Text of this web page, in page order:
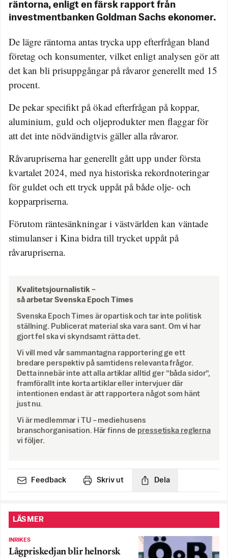
räntorna, enligt en färsk rapport från
investmentbanken Goldman Sachs ekonomer.
De lägre räntorna antas trycka upp efterfrågan bland
företag och konsumenter, vilket enligt analysen gör att
det kan bli prisuppgångar på råvaror generellt med 15
procent.
De pekar specifikt på ökad efterfrågan på koppar,
aluminium, guld och oljeprodukter men flaggar för
att det inte nödvändigtvis gäller alla råvaror.
Råvarupriserna har generellt gått upp under första
kvartalet 2024, med nya historiska rekordnoteringar
för guldet och ett tryck uppåt på både olje- och
kopparpriserna.
Förutom räntesänkningar i västvärlden kan väntade
stimulanser i Kina bidra till trycket uppåt på
råvarupriserna.
Kvalitetsjournalistik –
så arbetar Svenska Epoch Times
Svenska Epoch Times är opartisk och tar inte politisk
ställning. Publicerat material ska vara sant. Om vi har
gjort fel ska vi skyndsamt rätta det.
Vi vill med vår sammantagna rapportering ge ett
bredare perspektiv på samtidens relevanta frågor.
Detta innebär inte att alla artiklar alltid ger ”båda sidor”,
framförallt inte korta artiklar eller intervjuer där
intentionen endast är att rapportera något som hänt
just nu.
Vi är medlemmar i TU – mediehusens
branschorganisation. Här finns de pressetiska reglerna
vi följer.
Feedback Skriv ut Dela
LÄS MER
INRIKES
Lågpriskedjan blir helnorsk